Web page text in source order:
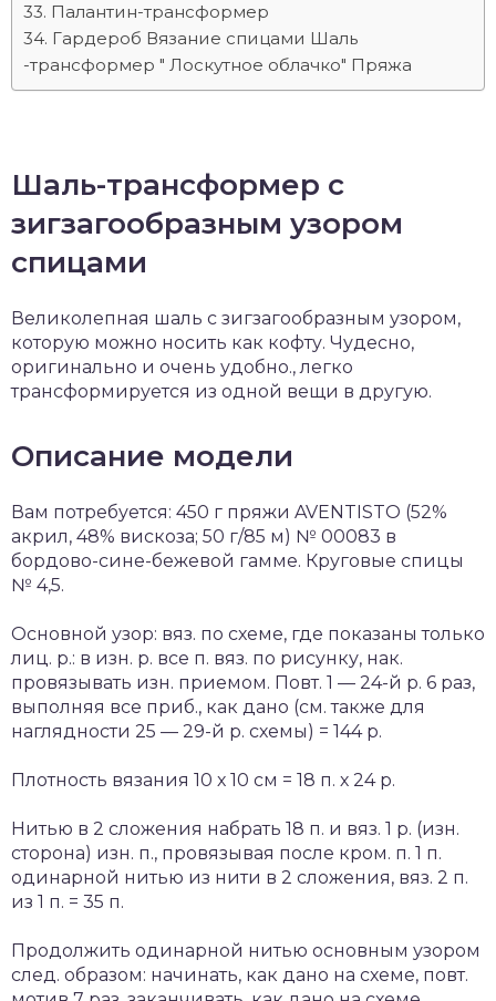
Палантин-трансформер
Гардероб Вязание спицами Шаль
-трансформер " Лоскутное облачко" Пряжа
Шаль-трансформер с
зигзагообразным узором
спицами
Великолепная шаль с зигзагообразным узором,
которую можно носить как кофту. Чудесно,
оригинально и очень удобно., легко
трансформируется из одной вещи в другую.
Описание модели
Вам потребуется: 450 г пряжи AVENTISTO (52%
акрил, 48% вискоза; 50 г/85 м) № 00083 в
бордово-сине-бежевой гамме. Круговые спицы
№ 4,5.
Основной узор: вяз. по схеме, где показаны только
лиц. р.: в изн. р. все п. вяз. по рисунку, нак.
провязывать изн. приемом. Повт. 1 — 24-й р. 6 раз,
выполняя все приб., как дано (см. также для
наглядности 25 — 29-й р. схемы) = 144 р.
Плотность вязания 10 х 10 см = 18 п. х 24 р.
Нитью в 2 сложения набрать 18 п. и вяз. 1 р. (изн.
сторона) изн. п., провязывая после кром. п. 1 п.
одинарной нитью из нити в 2 сложения, вяз. 2 п.
из 1 п. = 35 п.
Продолжить одинарной нитью основным узором
след. образом: начинать, как дано на схеме, повт.